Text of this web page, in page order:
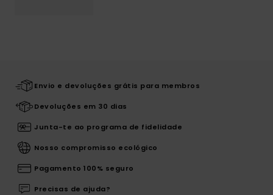
Envio e devoluções grátis para membros
Devoluções em 30 dias
Junta-te ao programa de fidelidade
Nosso compromisso ecológico
Pagamento 100% seguro
Precisas de ajuda?